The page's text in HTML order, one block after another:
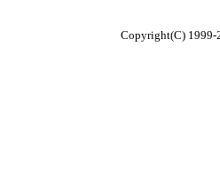
Copyright(C) 1999-